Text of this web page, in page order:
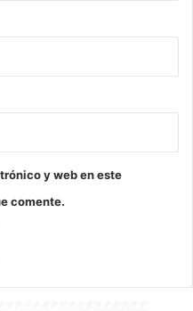
y web en este
comente.